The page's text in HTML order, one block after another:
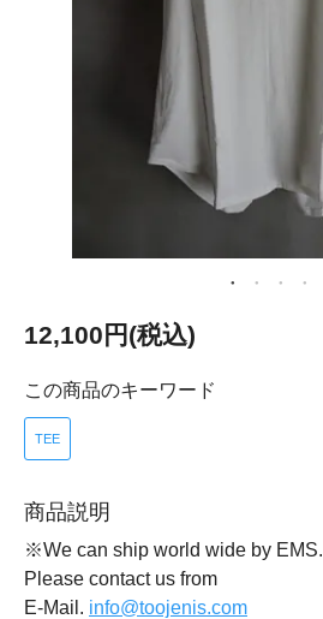
12,100円(税込)
この商品のキーワード
TEE
商品説明
※We can ship world wide by EMS.
Please contact us from
E-Mail. info@toojenis.com